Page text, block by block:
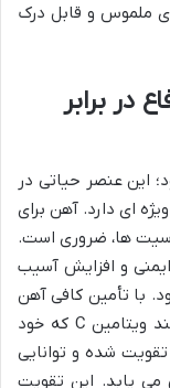
ملموس و قابل درک
در برابر
این عنصر حیاتی در
ای دارد. آهن برای
ها، ضروری است.
و افزایش آسیب
با تأمین کافی آهن
و دیگر ویتامین های موجود در مکسوفر (مانند ویتامین C که خود
شده و توانایی
می یابد. این تقویت